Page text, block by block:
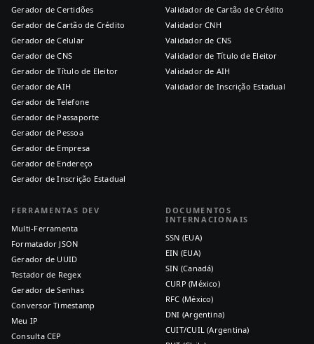
Gerador de Certidões
Gerador de Cartão de Crédito
Gerador de Celular
Gerador de CNS
Gerador de Título de Eleitor
Gerador de AIH
Gerador de Telefone
Gerador de Passaporte
Gerador de Pessoa
Gerador de Empresa
Gerador de Endereço
Gerador de Inscrição Estadual
Validador de Cartão de Crédito
Validador CNH
Validador de CNS
Validador de Título de Eleitor
Validador de AIH
Validador de Inscrição Estadual
FERRAMENTAS DEV
Multi-Ferramenta
Formatador JSON
Gerador de UUID
Testador de Regex
Gerador de Senhas
Conversor Timestamp
Meu IP
Consulta CEP
DOCUMENTOS
INTERNACIONAIS
SSN (EUA)
EIN (EUA)
SIN (Canadá)
CURP (México)
RFC (México)
DNI (Argentina)
CUIT/CUIL (Argentina)